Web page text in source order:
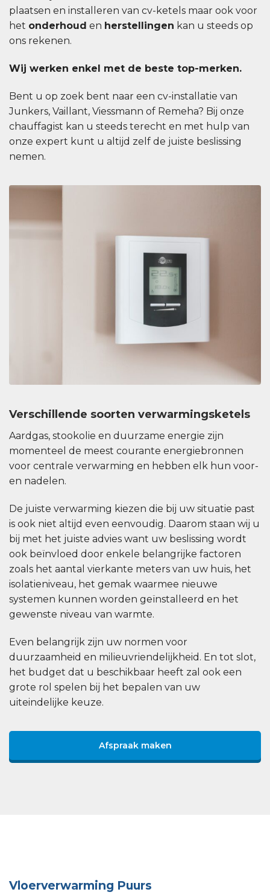
plaatsen en installeren van cv-ketels maar ook voor
het onderhoud en herstellingen kan u steeds op
ons rekenen.
Wij werken enkel met de beste top-merken.
Bent u op zoek bent naar een cv-installatie van
Junkers, Vaillant, Viessmann of Remeha? Bij onze
chauffagist kan u steeds terecht en met hulp van
onze expert kunt u altijd zelf de juiste beslissing
nemen.
Verschillende soorten verwarmingsketels
Aardgas, stookolie en duurzame energie zijn
momenteel de meest courante energiebronnen
voor centrale verwarming en hebben elk hun voor-
en nadelen.
De juiste verwarming kiezen die bij uw situatie past
is ook niet altijd even eenvoudig. Daarom staan wij u
bij met het juiste advies want uw beslissing wordt
ook beïnvloed door enkele belangrijke factoren
zoals het aantal vierkante meters van uw huis, het
isolatieniveau, het gemak waarmee nieuwe
systemen kunnen worden geïnstalleerd en het
gewenste niveau van warmte.
Even belangrijk zijn uw normen voor
duurzaamheid en milieuvriendelijkheid. En tot slot,
het budget dat u beschikbaar heeft zal ook een
grote rol spelen bij het bepalen van uw
uiteindelijke keuze.
Afspraak maken
Vloerverwarming Puurs